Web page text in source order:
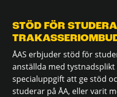
STÖD FÖR
ÅAS erbjuder stöd för
anställda med
specialuppgift att ge stöd
studerar på ÅA, eller varit